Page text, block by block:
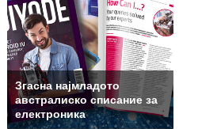
Згасна најмладото
австралиско списание за
електроника